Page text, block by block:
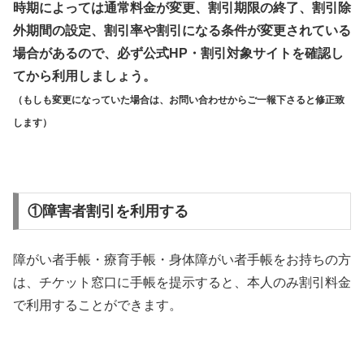
時期によっては通常料金が変更、割引期限の終了、割引除
外期間の設定、割引率や割引になる条件が変更されている
場合があるので、必ず公式HP・割引対象サイトを確認し
てから利用しましょう。
（もしも変更になっていた場合は、お問い合わせからご一報下さると修正致
します）
①障害者割引を利用する
障がい者手帳・療育手帳・身体障がい者手帳をお持ちの方
は、チケット窓口に手帳を提示すると、本人のみ割引料金
で利用することができます。